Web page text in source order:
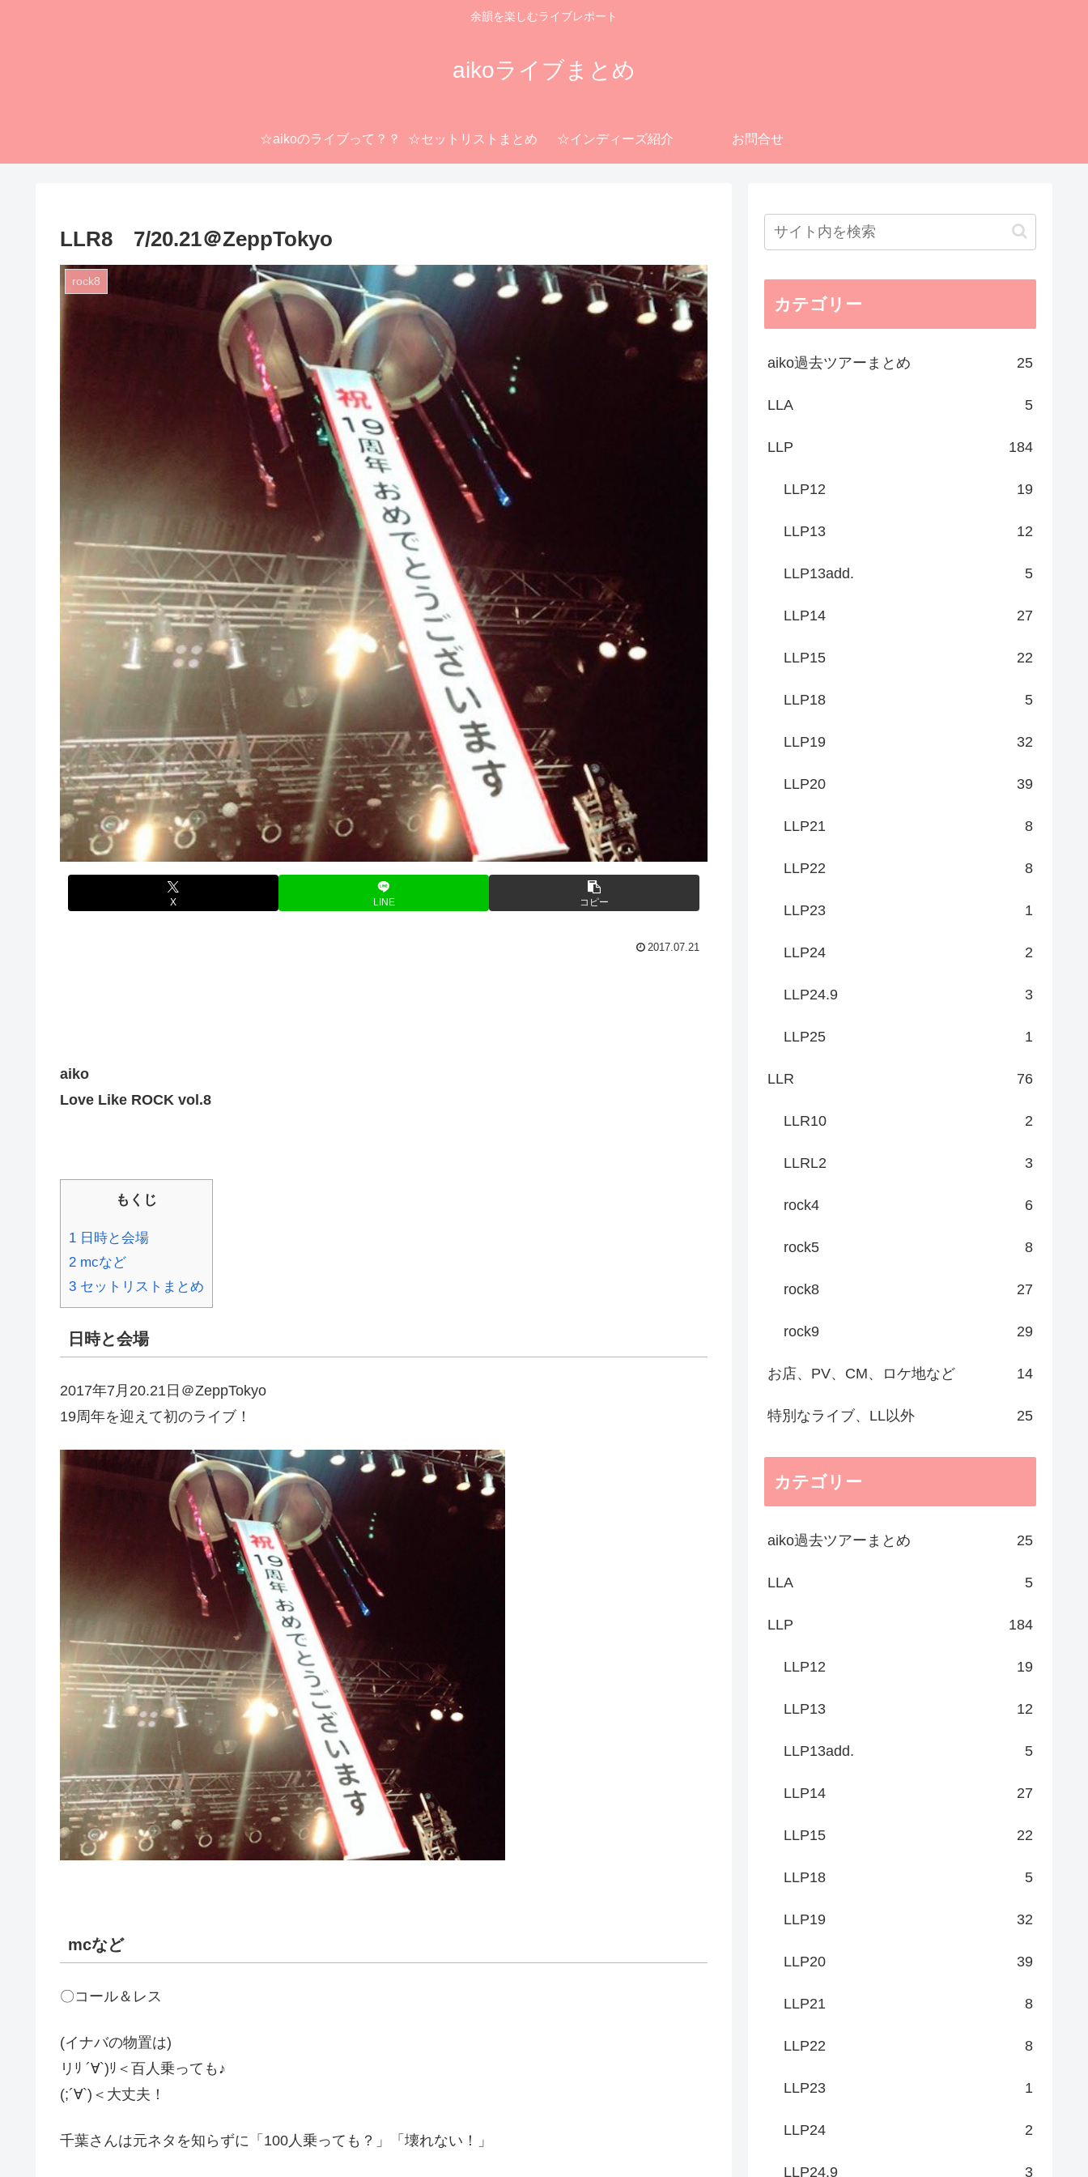
余韻を楽しむライブレポート
aikoライブまとめ
☆aikoのライブって？？ ☆セットリストまとめ ☆インディーズ紹介 お問合せ
LLR8 7/20.21＠ZeppTokyo
rock8
X LINE コピー
2017.07.21
aiko
Love Like ROCK vol.8
もくじ
1 日時と会場
2 mcなど
3 セットリストまとめ
日時と会場
2017年7月20.21日＠ZeppTokyo
19周年を迎えて初のライブ！
mcなど
〇コール＆レス
(イナバの物置は)
リﾘ ´∀`)ﾘ＜百人乗っても♪
(;´∀`)＜大丈夫！
千葉さんは元ネタを知らずに「100人乗っても？」「壊れない！」
カテゴリー
aiko過去ツアーまとめ 25
LLA 5
LLP 184
LLP12 19
LLP13 12
LLP13add. 5
LLP14 27
LLP15 22
LLP18 5
LLP19 32
LLP20 39
LLP21 8
LLP22 8
LLP23 1
LLP24 2
LLP24.9 3
LLP25 1
LLR 76
LLR10 2
LLRL2 3
rock4 6
rock5 8
rock8 27
rock9 29
お店、PV、CM、ロケ地など 14
特別なライブ、LL以外 25
カテゴリー
aiko過去ツアーまとめ 25
LLA 5
LLP 184
LLP12 19
LLP13 12
LLP13add. 5
LLP14 27
LLP15 22
LLP18 5
LLP19 32
LLP20 39
LLP21 8
LLP22 8
LLP23 1
LLP24 2
LLP24.9 3